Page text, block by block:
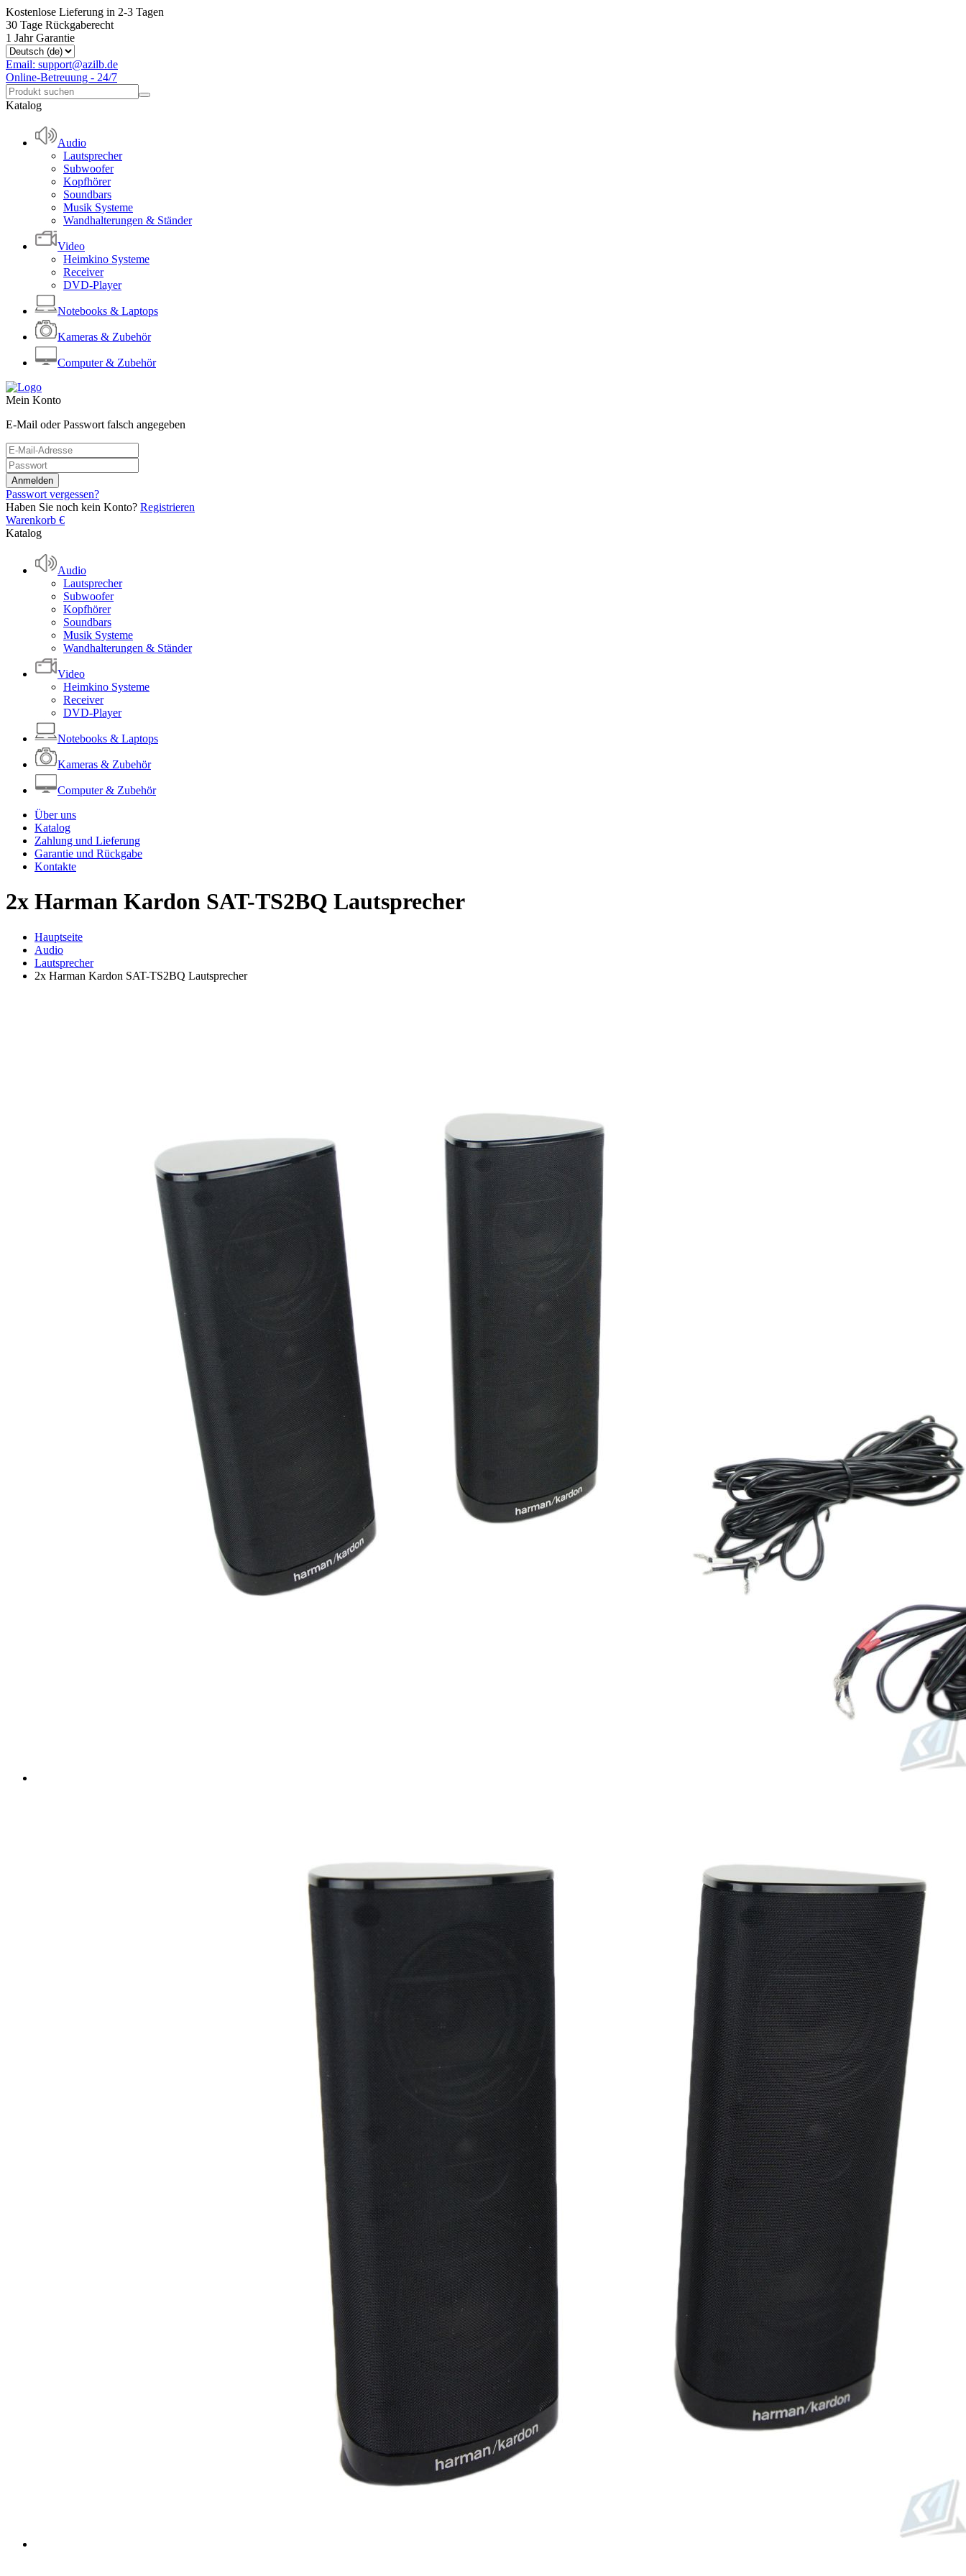
Kostenlose Lieferung in 2-3 Tagen
30 Tage Rückgaberecht
1 Jahr Garantie
Email: support@azilb.de
Online-Betreuung - 24/7
Katalog
Audio
Lautsprecher
Subwoofer
Kopfhörer
Soundbars
Musik Systeme
Wandhalterungen & Ständer
Video
Heimkino Systeme
Receiver
DVD-Player
Notebooks & Laptops
Kameras & Zubehör
Computer & Zubehör
Mein Konto
E-Mail oder Passwort falsch angegeben
Passwort vergessen?
Haben Sie noch kein Konto? Registrieren
Warenkorb €
Katalog
Audio
Lautsprecher
Subwoofer
Kopfhörer
Soundbars
Musik Systeme
Wandhalterungen & Ständer
Video
Heimkino Systeme
Receiver
DVD-Player
Notebooks & Laptops
Kameras & Zubehör
Computer & Zubehör
Über uns
Katalog
Zahlung und Lieferung
Garantie und Rückgabe
Kontakte
2x Harman Kardon SAT-TS2BQ Lautsprecher
Hauptseite
Audio
Lautsprecher
2x Harman Kardon SAT-TS2BQ Lautsprecher